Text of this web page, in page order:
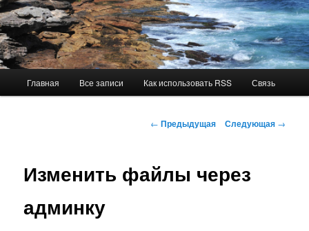
Главная Все записи Как использовать RSS Связь
Навигация
← Предыдущая Следующая →
Изменить файлы через
админку